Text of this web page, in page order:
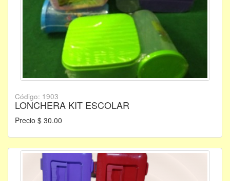
Código: 1903
LONCHERA KIT ESCOLAR
Precio $ 30.00